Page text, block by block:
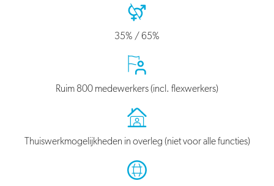
35% / 65%
Ruim 800 medewerkers (incl. flexwerkers)
Thuiswerkmogelijkheden in overleg (niet voor alle functies)